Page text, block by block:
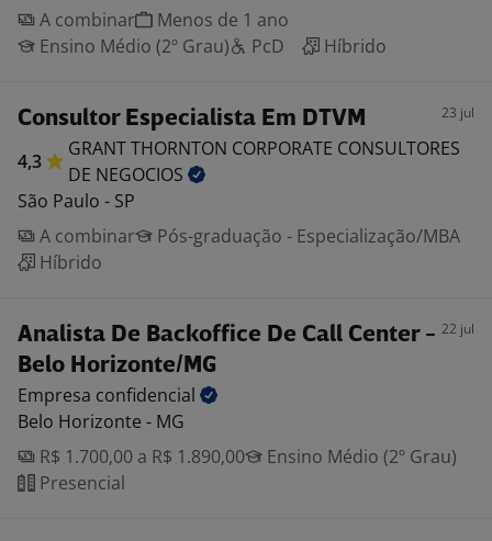
A combinar
Menos de 1 ano
Ensino Médio (2º Grau)
PcD Híbrido
Consultor Especialista Em DTVM 23 jul
4,3
GRANT THORNTON CORPORATE CONSULTORES
DE NEGOCIOS
São Paulo - SP
A combinar
Pós-graduação - Especialização/MBA
Híbrido
Analista De Backoffice De Call Center -
Belo Horizonte/MG
22 jul
Empresa confidencial
Belo Horizonte - MG
R$ 1.700,00 a R$ 1.890,00
Ensino Médio (2º Grau)
Presencial